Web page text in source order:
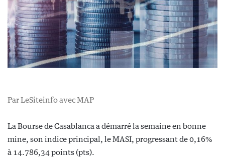
Par LeSiteinfo avec MAP
La Bourse de Casablanca a démarré la semaine en bonne
mine, son indice principal, le MASI, progressant de 0,16%
à 14.786,34 points (pts).